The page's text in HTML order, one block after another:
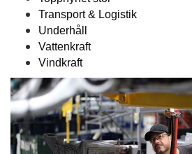
Transport & Logistik
Underhåll
Vattenkraft
Vindkraft